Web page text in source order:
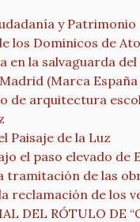
y Patrimonio
los Dominicos de
la salvaguarda del
(Marca España
de arquitectura
Paisaje de la Luz
el paso elevado de
de las
reclamación de los
DEL RÓTULO DE